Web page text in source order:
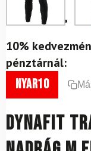
10%
pénztárnál:
nyar10
DYNAFIT